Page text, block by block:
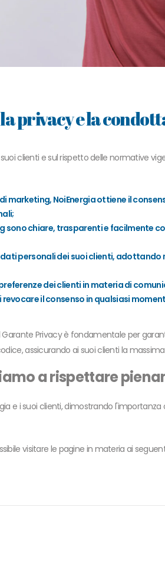
privacy e la
clienti e sul rispetto delle normative
marketing, NoiEnergia ottiene il
chiare, trasparenti e facilmente
personali dei suoi clienti,
dei clienti in materia di
il consenso in qualsiasi
Privacy è fondamentale per
assicurando ai suoi clienti la
a rispettare
e i suoi clienti, dimostrando
visitare le pagine in materia ai